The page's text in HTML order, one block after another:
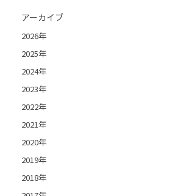
アーカイブ
2026年
2025年
2024年
2023年
2022年
2021年
2020年
2019年
2018年